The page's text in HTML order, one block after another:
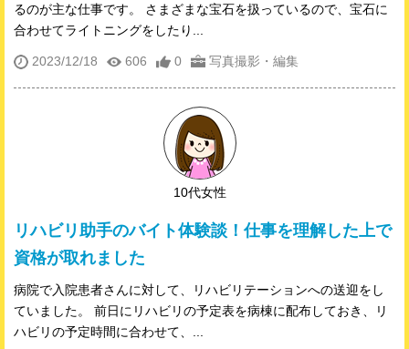
るのが主な仕事です。 さまざまな宝石を扱っているので、宝石に
合わせてライトニングをしたり...
2023/12/18 606 0 写真撮影・編集
10代女性
リハビリ助手のバイト体験談！仕事を理解した上で
資格が取れました
病院で入院患者さんに対して、リハビリテーションへの送迎をし
ていました。 前日にリハビリの予定表を病棟に配布しておき、リ
ハビリの予定時間に合わせて、...